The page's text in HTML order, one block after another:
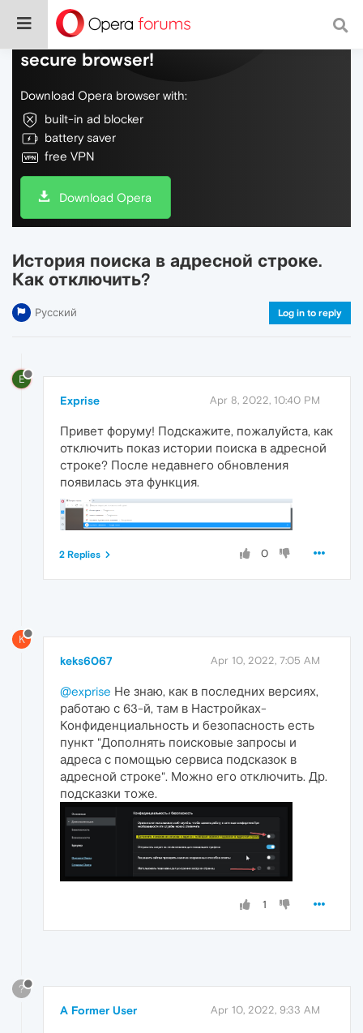
Do more on the web, with a fast and
secure browser!
Download Opera browser with:
built-in ad blocker
battery saver
free VPN
Download Opera
История поиска в адресной строке.
Как отключить?
Русский Log in to reply
E
Exprise Apr 8, 2022, 10:40 PM
Привет форуму! Подскажите, пожалуйста, как
отключить показ истории поиска в адресной
строке? После недавнего обновления
появилась эта функция.
0
2 Replies
K
keks6067 Apr 10, 2022, 7:05 AM
@exprise Не знаю, как в последних версиях,
работаю с 63-й, там в Настройках-
Конфиденциальность и безопасность есть
пункт "Дополнять поисковые запросы и
адреса с помощью сервиса подсказок в
адресной строке". Можно его отключить. Др.
подсказки тоже.
1
?
A Former User Apr 10, 2022, 9:33 AM